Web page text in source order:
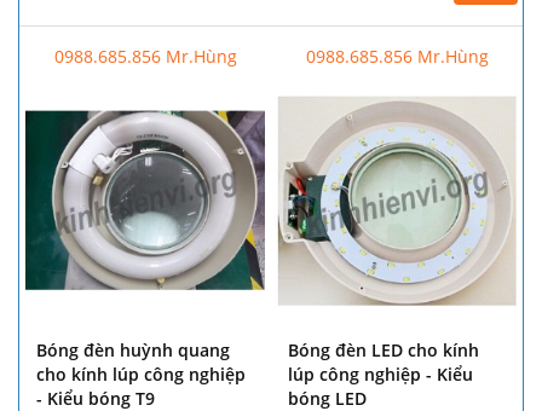
0988.685.856 Mr.Hùng
Bóng đèn huỳnh quang
cho kính lúp công nghiệp
- Kiểu bóng T9
0988.685.856 Mr.Hùng
Bóng đèn LED cho kính
lúp công nghiệp - Kiểu
bóng LED